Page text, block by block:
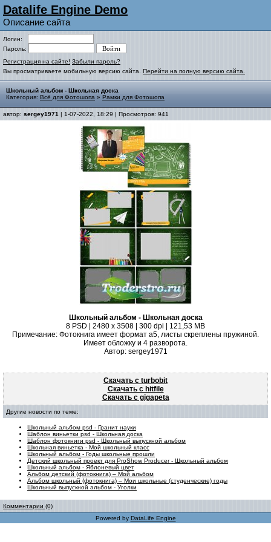
Datalife Engine Demo
Описание сайта
Логин:
Пароль:
Регистрация на сайте! Забыли пароль?
Вы просматриваете мобильную версию сайта. Перейти на полную версию сайта.
Школьный альбом - Школьная доска
Категория: Всё для Фотошопа » Рамки для Фотошопа
автор: sergey1971 | 1-07-2022, 18:29 | Просмотров: 941
Школьный альбом - Школьная доска
8 PSD | 2480 x 3508 | 300 dpi | 121,53 MB
Примечание: Фотокнига имеет формат а5, листы скреплены пружиной.
Имеет обложку и 4 разворота.
Автор: sergey1971
Скачать с turbobit
Скачать с hitfile
Скачать с gigapeta
Другие новости по теме:
Школьный альбом psd - Гранит науки
Шаблон виньетки psd - Школьная доска
Шаблон фотокниги psd - Школьный выпускной альбом
Школьная виньетка - Мой школьный класс
Школьный альбом - Годы школьные прошли
Детский школьный проект для ProShow Producer - Школьный альбом
Школьный альбом - Яблоневый цвет
Альбом детский (фотокнига) – Мой альбом
Альбом школьный (фотокнига) – Мои школьные (студенческие) годы
Школьный выпускной альбом - Уголки
Комментарии (0)
Powered by DataLife Engine